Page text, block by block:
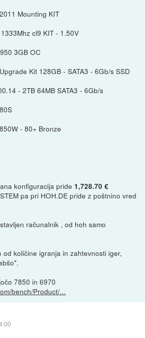
Mounting KIT
cl9 KIT - 1.50V
3GB OC
Kit 128GB - SATA3 - 6Gb/s SSD
- 2TB 64MB SATA3 - 6Gb/s
- 80+ Bronze
konfiguracija pride 1,728.70 €
pa pri HOH.DE pride z poštnino vred
računalnik , od hoh samo
količine igranja in zahtevnosti iger,
7850 in 6970
bench/Product/...